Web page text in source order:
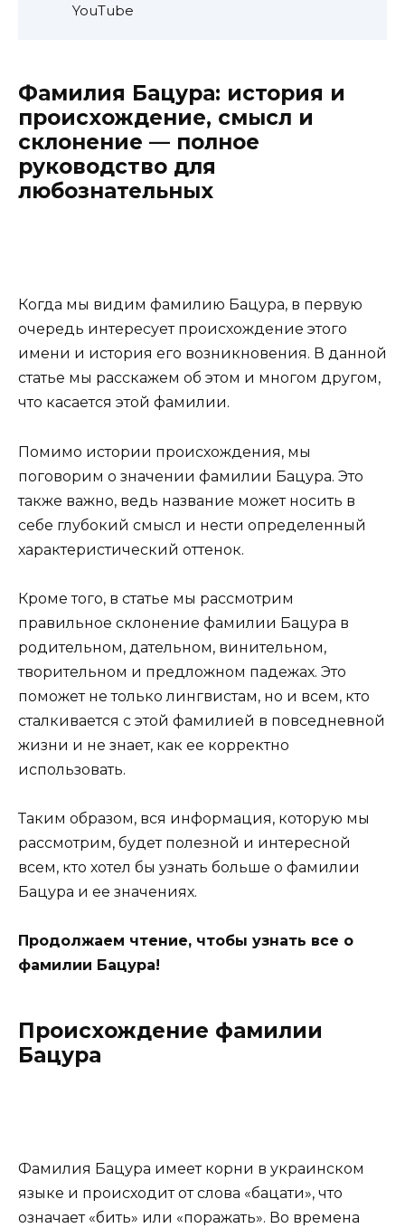
YouTube
Фамилия Бацура: история и
происхождение, смысл и
склонение — полное
руководство для
любознательных
Когда мы видим фамилию Бацура, в первую
очередь интересует происхождение этого
имени и история его возникновения. В данной
статье мы расскажем об этом и многом другом,
что касается этой фамилии.
Помимо истории происхождения, мы
поговорим о значении фамилии Бацура. Это
также важно, ведь название может носить в
себе глубокий смысл и нести определенный
характеристический оттенок.
Кроме того, в статье мы рассмотрим
правильное склонение фамилии Бацура в
родительном, дательном, винительном,
творительном и предложном падежах. Это
поможет не только лингвистам, но и всем, кто
сталкивается с этой фамилией в повседневной
жизни и не знает, как ее корректно
использовать.
Таким образом, вся информация, которую мы
рассмотрим, будет полезной и интересной
всем, кто хотел бы узнать больше о фамилии
Бацура и ее значениях.
Продолжаем чтение, чтобы узнать все о
фамилии Бацура!
Происхождение фамилии
Бацура
Фамилия Бацура имеет корни в украинском
языке и происходит от слова «бацати», что
означает «бить» или «поражать». Во времена